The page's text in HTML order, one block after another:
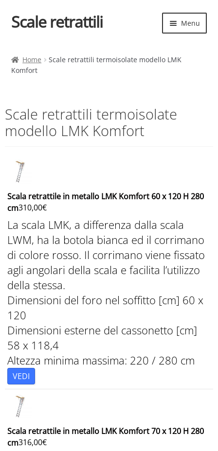
Vai
alla
Vai
al
Scale retrattili Menu
Contatti
Elenco scale
Home
Scale retrattili termoisolate modello LMK
Komfort
Scale retrattili termoisolate
modello LMK Komfort
Scala retrattile in metallo LMK Komfort 60 x 120 H 280
cm310,00€
La scala LMK, a differenza dalla scala
LWM, ha la botola bianca ed il corrimano
di colore rosso. Il corrimano viene fissato
agli angolari della scala e facilita l’utilizzo
della stessa.
Dimensioni del foro nel soffitto [cm] 60 x
120
Dimensioni esterne del cassonetto [cm]
58 x 118,4
Altezza minima massima: 220 / 280 cm
VEDI
Scala retrattile in metallo LMK Komfort 70 x 120 H 280
cm316,00€